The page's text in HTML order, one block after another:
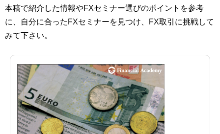
本稿で紹介した情報やFXセミナー選びのポイントを参考
に、自分に合ったFXセミナーを見つけ、FX取引に挑戦して
みて下さい。